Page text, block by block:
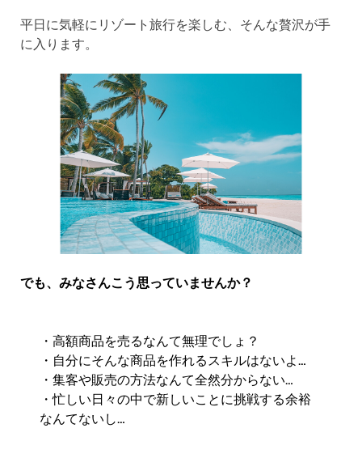
平日に気軽にリゾート旅行を楽しむ、そんな贅沢が手
に入ります。
でも、みなさんこう思っていませんか？
・高額商品を売るなんて無理でしょ？
・自分にそんな商品を作れるスキルはないよ…
・集客や販売の方法なんて全然分からない…
・忙しい日々の中で新しいことに挑戦する余裕
なんてないし…